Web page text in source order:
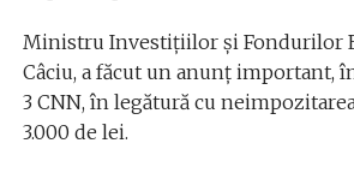
Ministru Investițiilor și Fondurilor
Câciu, a făcut un anunț important,
3 CNN, în legătură cu
3.000 de lei.